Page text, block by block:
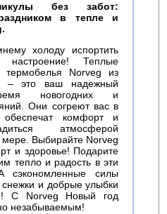
без забот:
в тепле и
холоду испортить
настроение! Теплые
термобелья Norveg из
– это ваш надежный
новогодних и
Они согреют вас в
обеспечат комфорт и
атмосферой
мере. Выбирайте Norveg
и здоровье! Подарите
тепло и радость в эти
сэкономленные силы
снежки и добрые улыбки
С Norveg Новый год
незабываемым!